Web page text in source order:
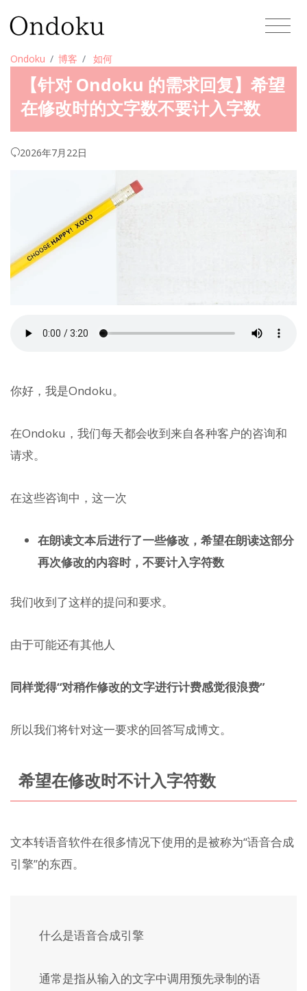
Ondoku 博客 如何
【针对 Ondoku 的需求回复】希望
在修改时的文字数不要计入字数
2026年7月22日
你好，我是Ondoku。
在Ondoku，我们每天都会收到来自各种客户的咨询和
请求。
在这些咨询中，这一次
在朗读文本后进行了一些修改，希望在朗读这部分
再次修改的内容时，不要计入字符数
我们收到了这样的提问和要求。
由于可能还有其他人
同样觉得“对稍作修改的文字进行计费感觉很浪费”
所以我们将针对这一要求的回答写成博文。
希望在修改时不计入字符数
文本转语音软件在很多情况下使用的是被称为“语音合成
引擎”的东西。
什么是语音合成引擎
通常是指从输入的文字中调用预先录制的语